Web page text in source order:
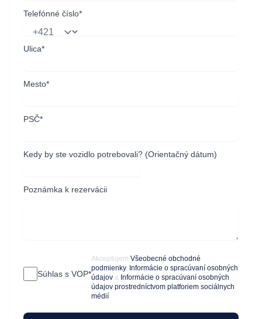
Telefónné číslo*
Ulica*
Mesto*
PSČ*
Kedy by ste vozidlo potrebovali? (Orientačný dátum)
Poznámka k rezervácii
Súhlas s VOP*
Akceptujem Všeobecné obchodné
podmienky, Informácie o spracúvaní osobných
údajov a Informácie o spracúvaní osobných
údajov prostredníctvom platforiem sociálnych
médií